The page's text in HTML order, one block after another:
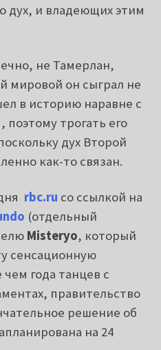
дух, и владеющих этим
не Тамерлан,
мировой он сыграл не
в историю наравне с
трогать его
дух Второй
как-то связан.
rbc.ru со ссылкой на
(отдельный
Misteryo, который
сенсационную
чем года танцев с
правительство
решение об
на 24